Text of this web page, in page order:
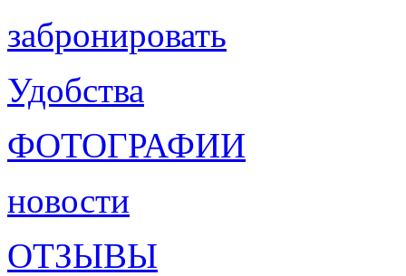
забронировать
Удобства
ФОТОГРАФИИ
новости
ОТЗЫВЫ